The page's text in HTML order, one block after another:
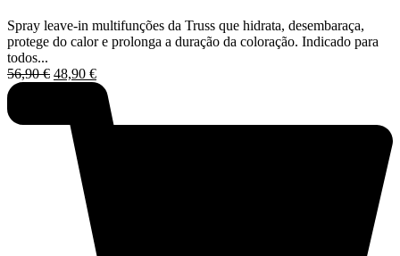
Spray leave-in multifunções da Truss que hidrata, desembaraça,
protege do calor e prolonga a duração da coloração. Indicado para
todos...
56,90€ O
56,90 €.
48,90 €O
preço
atual